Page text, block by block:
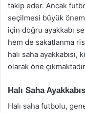
takip eder. Ancak
seçilmesi büyük
için doğru ayakkabı
hem de sakatlanma
halı saha
olarak öne
Halı Saha
Halı saha futbolu,